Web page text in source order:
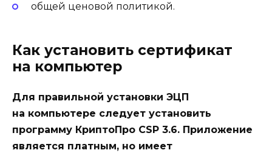
общей ценовой политикой.
Как установить сертификат
на компьютер
Для правильной установки ЭЦП
на компьютере следует установить
программу КриптоПро CSP 3.6. Приложение
является платным, но имеет